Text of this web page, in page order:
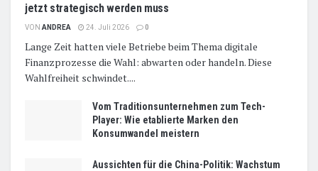
jetzt strategisch werden muss
VON ANDREA 24. Juli 2026 0
Lange Zeit hatten viele Betriebe beim Thema digitale
Finanzprozesse die Wahl: abwarten oder handeln. Diese
Wahlfreiheit schwindet....
Vom Traditionsunternehmen zum Tech-
Player: Wie etablierte Marken den
Konsumwandel meistern
Aussichten für die China-Politik: Wachstum